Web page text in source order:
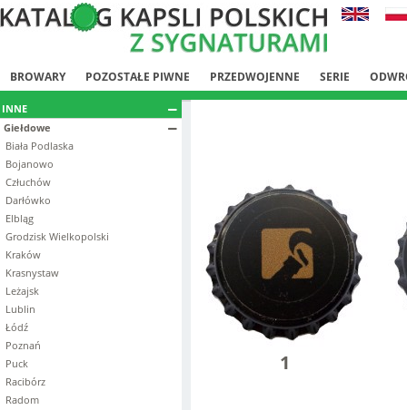
BROWARY POZOSTAŁE PIWNE PRZEDWOJENNE SERIE
INNE
Giełdowe
Biała Podlaska
Bojanowo
Człuchów
Darłówko
Elbląg
Grodzisk Wielkopolski
Kraków
Krasnystaw
Leżajsk
Lublin
Łódź
Poznań
Puck
Racibórz
Radom
1